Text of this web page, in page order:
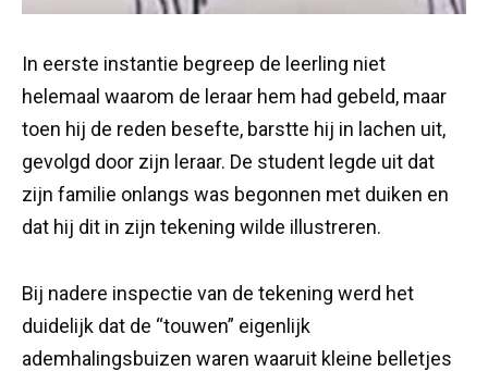
In eerste instantie begreep de leerling niet
helemaal waarom de leraar hem had gebeld, maar
toen hij de reden besefte, barstte hij in lachen uit,
gevolgd door zijn leraar. De student legde uit dat
zijn familie onlangs was begonnen met duiken en
dat hij dit in zijn tekening wilde illustreren.
Bij nadere inspectie van de tekening werd het
duidelijk dat de “touwen” eigenlijk
ademhalingsbuizen waren waaruit kleine belletjes